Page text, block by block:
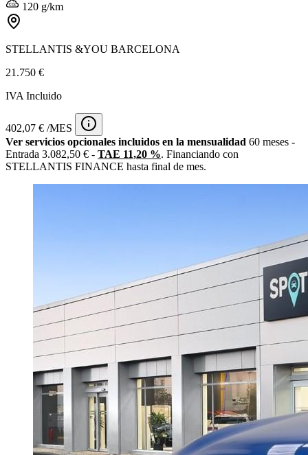
120 g/km
STELLANTIS &YOU BARCELONA
21.750 €
IVA Incluido
402,07 € /MES
Ver servicios opcionales incluidos en la mensualidad 60 meses -
Entrada 3.082,50 € - TAE 11,20 %. Financiando con
STELLANTIS FINANCE hasta final de mes.